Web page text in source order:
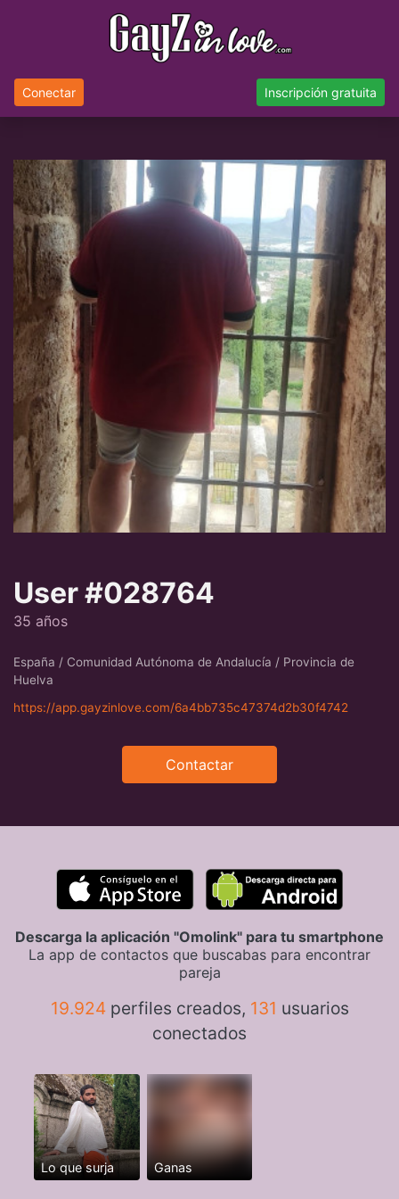
Conectar Inscripción gratuita
User #028764
35 años
España / Comunidad Autónoma de Andalucía / Provincia de
Huelva
https://app.gayzinlove.com/6a4bb735c47374d2b30f4742
Contactar
Descarga la aplicación "Omolink" para tu smartphone
La app de contactos que buscabas para encontrar
pareja
19.924perfiles creados, 131 usuarios
conectados
Lo que surja Ganas